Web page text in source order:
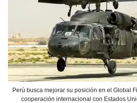
Perú busca mejorar su posición en el Global
cooperación internacional con Estados